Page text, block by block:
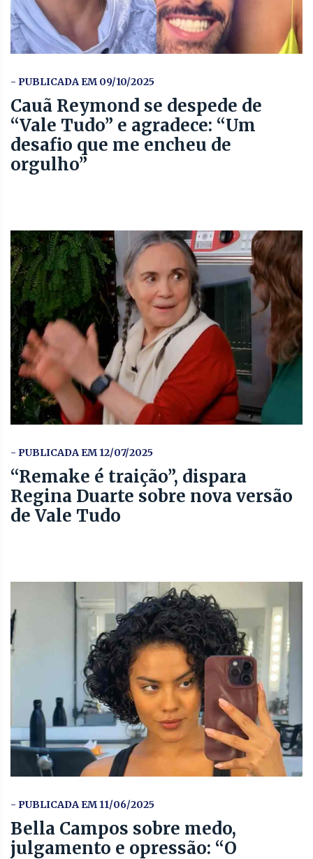
- PUBLICADA EM 09/10/2025
Cauã Reymond se despede de
“Vale Tudo” e agradece: “Um
desafio que me encheu de
orgulho”
- PUBLICADA EM 12/07/2025
“Remake é traição”, dispara
Regina Duarte sobre nova versão
de Vale Tudo
- PUBLICADA EM 11/06/2025
Bella Campos sobre medo,
julgamento e opressão: “O